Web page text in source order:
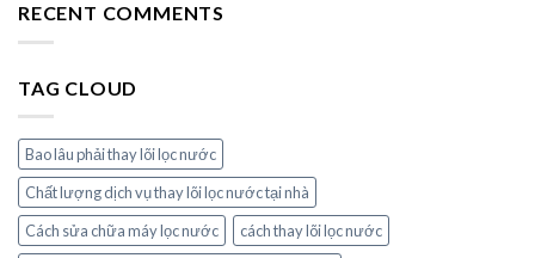
RECENT COMMENTS
TAG CLOUD
Bao lâu phải thay lõi lọc nước
Chất lượng dịch vụ thay lõi lọc nước tại nhà
Cách sửa chữa máy lọc nước
cách thay lõi lọc nước